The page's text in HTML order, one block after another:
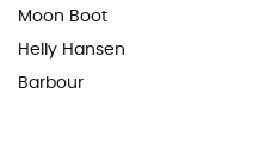
Moon Boot
Helly Hansen
Barbour